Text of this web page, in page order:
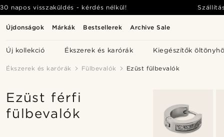
Újdonságok Márkák Bestsellerek Archive Sale
Új kollekció Ékszerek és karórák Kiegészítők
30 napos visszaküldés - kérdés nélkül!
Ékszerek és karórák Fülbevalók Ezüst fülbevalók
Ezüst férfi
fülbevalók